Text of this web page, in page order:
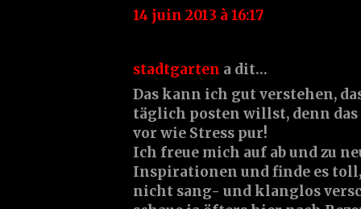
14 juin 2013 à 16:17
stadtgarten a dit…
Das kann ich gut verstehen,
täglich posten willst, denn
vor wie Stress pur!
Ich freue mich auf ab und zu
Inspirationen und finde es toll,
nicht sang- und klanglos